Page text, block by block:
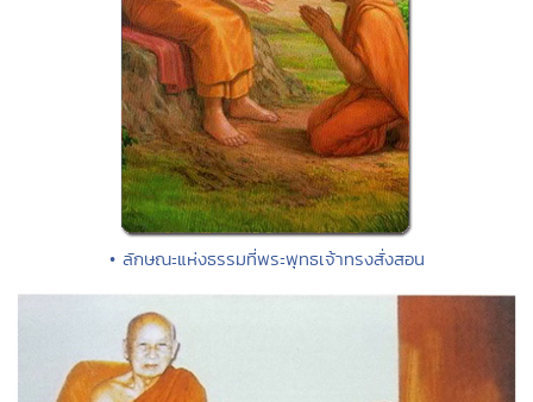
• ลักษณะแห่งธรรมที่พระพุทธเจ้าทรงสั่งสอน